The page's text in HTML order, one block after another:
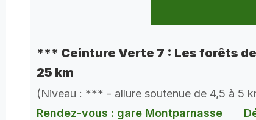
*** Ceinture Verte 7 : Les forêts
25 km
(Niveau : *** - allure soutenue de 4,5 à 5
Rendez-vous : gare Montparnasse